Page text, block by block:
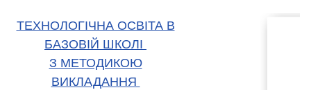
ТЕХНОЛОГІЧНА ОСВІТА В
БАЗОВІЙ ШКОЛІ
З МЕТОДИКОЮ
ВИКЛАДАННЯ